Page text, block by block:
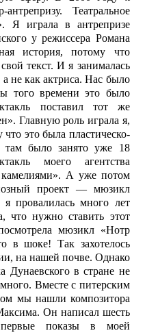
Театральное
Я играла в антрепризе
у режиссера Романа
история, потому что
текст. И я занималась
не как актриса. Нас было
того времени это было
поставил тот же
Главную роль играла я,
это была пластическо-
там было занято уже 18
моего агентства
А уже потом
проект — мюзикл
провалилась много лет
что нужно ставить этот
мюзикл «Нотр
в шоке! Так захотелось
на нашей почве. Однако
Дунаевского в стране не
Вместе с питерским
мы нашли композитора
Он написал шесть
показы в моей